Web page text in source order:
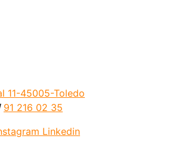
11-45005-Toledo
91 216 02 35
Linkedin